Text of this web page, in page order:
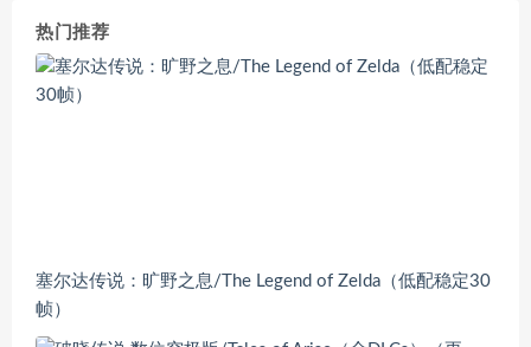
热门推荐
塞尔达传说：旷野之息/The Legend of Zelda（低配稳定30
帧）